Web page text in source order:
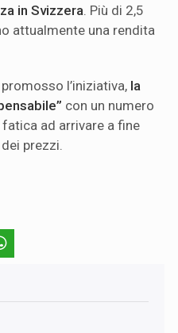
in Svizzera. Più di 2,5
attualmente una rendita
l’iniziativa, la
con un numero
ad arrivare a fine
prezzi.